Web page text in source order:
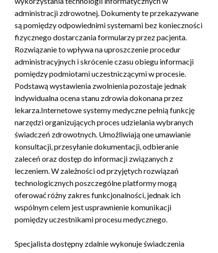
administracji zdrowotnej. Dokumenty te przekazywane
są pomiędzy odpowiednimi systemami bez konieczności
fizycznego dostarczania formularzy przez pacjenta.
Rozwiązanie to wpływa na uproszczenie procedur
administracyjnych i skrócenie czasu obiegu informacji
pomiędzy podmiotami uczestniczącymi w procesie.
Podstawą wystawienia zwolnienia pozostaje jednak
indywidualna ocena stanu zdrowia dokonana przez
lekarza.Internetowe systemy medyczne pełnią funkcję
narzędzi organizujących proces udzielania wybranych
świadczeń zdrowotnych. Umożliwiają one umawianie
konsultacji, przesyłanie dokumentacji, odbieranie
zaleceń oraz dostęp do informacji związanych z
leczeniem. W zależności od przyjętych rozwiązań
technologicznych poszczególne platformy mogą
oferować różny zakres funkcjonalności, jednak ich
wspólnym celem jest usprawnienie komunikacji
pomiędzy uczestnikami procesu medycznego.
Specjalista dostępny zdalnie wykonuje świadczenia